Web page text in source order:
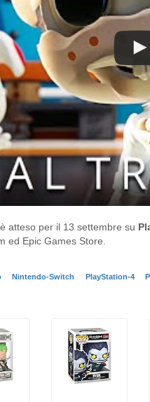
è atteso per il 13 settembre su
ed Epic Games Store.
Nintendo-Switch PlayStation-4